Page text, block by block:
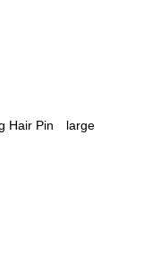
Hair Pin large